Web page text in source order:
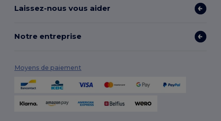
Laissez-nous vous aider
Notre entreprise
Moyens de paiement